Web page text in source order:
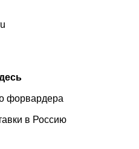
форвардера
в Россию